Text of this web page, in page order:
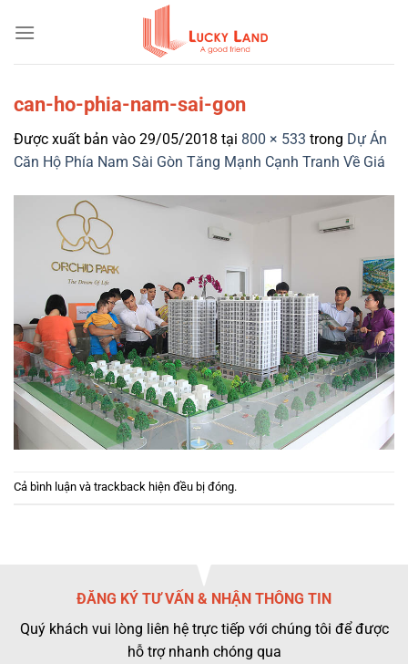
qua
can-ho-phia-nam-sai-gon
Được xuất bản vào 29/05/2018 tại 800 × 533 trong Dự Án
Căn Hộ Phía Nam Sài Gòn Tăng Mạnh Cạnh Tranh Về Giá
Cả bình luận và trackback hiện đều bị đóng.
ĐĂNG KÝ TƯ VẤN & NHẬN THÔNG TIN
Quý khách vui lòng liên hệ trực tiếp với chúng tôi để được
hỗ trợ nhanh chóng qua